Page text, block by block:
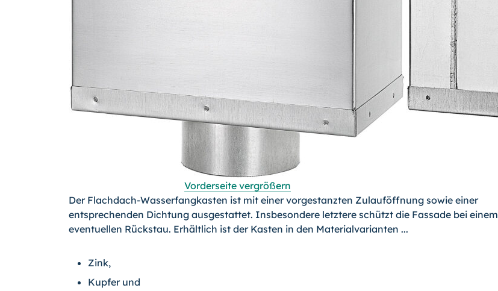
Vorderseite vergrößern
Der Flachdach-Wasserfangkasten ist mit einer vorgestanzten Zulauföffnung sowie einer
entsprechenden Dichtung ausgestattet. Insbesondere letztere schützt die Fassade bei einem
eventuellen Rückstau. Erhältlich ist der Kasten in den Materialvarianten ...
Zink,
Kupfer und